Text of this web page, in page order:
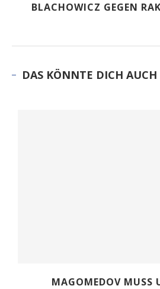
BLACHOWICZ GEGEN
DAS KÖNNTE DICH AUCH
MAGOMEDOV MUSS